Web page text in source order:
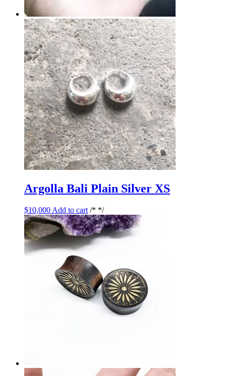
Argolla Bali Plain Silver XS
$10,000 Add to cart /* */